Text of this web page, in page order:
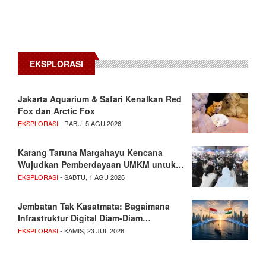
EKSPLORASI
Jakarta Aquarium & Safari Kenalkan Red
Fox dan Arctic Fox
EKSPLORASI- RABU, 5 AGU 2026
Karang Taruna Margahayu Kencana
Wujudkan Pemberdayaan UMKM untuk…
EKSPLORASI- SABTU, 1 AGU 2026
Jembatan Tak Kasatmata: Bagaimana
Infrastruktur Digital Diam-Diam…
EKSPLORASI- KAMIS, 23 JUL 2026